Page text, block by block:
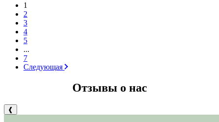
1
2
3
4
5
...
7
Следующая
Отзывы о нас
❰